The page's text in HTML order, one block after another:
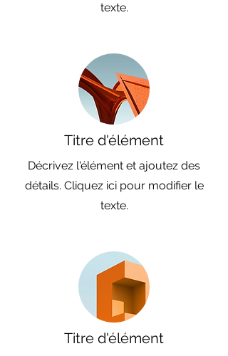
texte.
Titre d'élément
Décrivez l'élément et ajoutez des
détails. Cliquez ici pour modifier le
texte.
Titre d'élément